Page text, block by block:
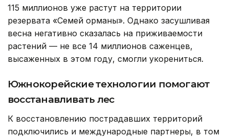
115 миллионов уже растут на территории
резервата «Семей орманы». Однако засушливая
весна негативно сказалась на приживаемости
растений — не все 14 миллионов саженцев,
высаженных в этом году, смогли укорениться.
Южнокорейские технологии помогают
восстанавливать лес
К восстановлению пострадавших территорий
подключились и международные партнеры, в том